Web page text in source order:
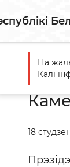
Галоўная
18
На
Калі